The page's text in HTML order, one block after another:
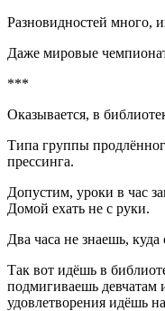
Разновидностей много,
Даже мировые
***
Оказывается, в
Типа группы
прессинга.
Допустим, уроки в час
Домой ехать не с руки.
Два часа не знаешь, куда
Так вот идёшь в
подмигиваешь девчатам
удовлетворения идёшь